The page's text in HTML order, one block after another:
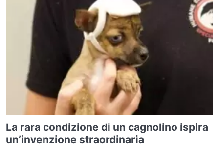
La rara condizione di un cagnolino ispira
un’invenzione straordinaria